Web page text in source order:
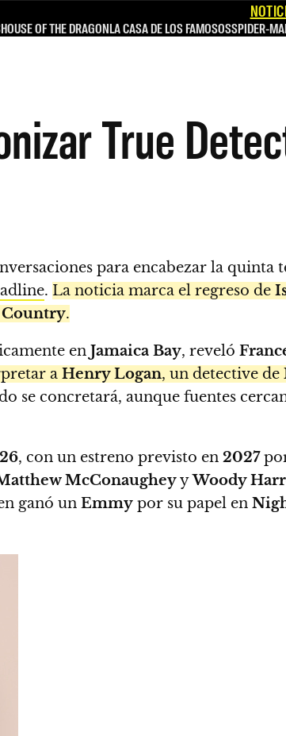
HOUSE OF THE DRAGONLA CASA DE LOS FAMOSOSSPIDER-
True
para encabezar la quinta
. La noticia marca el regreso de
.
en Jamaica Bay, reveló
a Henry Logan, un detective de
se concretará, aunque fuentes
, con un estreno previsto en 2027
McConaugheyyWoody
ganó un Emmy por su papel en